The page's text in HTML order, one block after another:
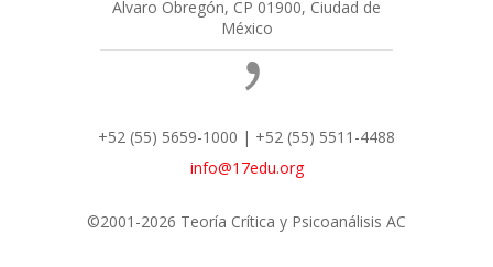
Alvaro Obregón, CP 01900, Ciudad de
México
+52 (55) 5659-1000 | +52 (55) 5511-4488
info@17edu.org
©2001-2026 Teoría Crítica y Psicoanálisis AC